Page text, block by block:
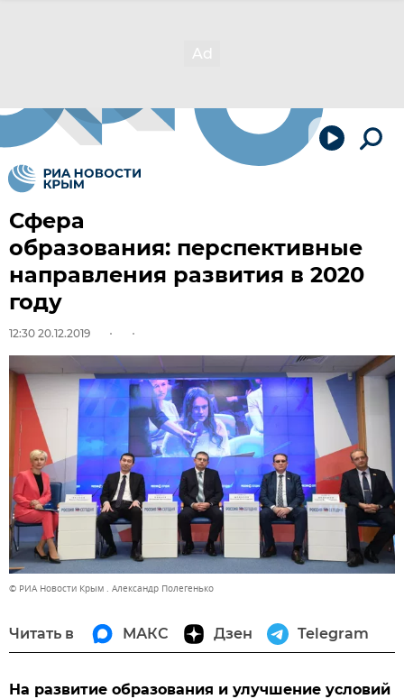
Сфера
образования: перспективные
направления развития в 2020
году
12:30 20.12.2019
© РИА Новости Крым . Александр Полегенько
Читать в МАКС Дзен Telegram
На развитие образования и улучшение условий